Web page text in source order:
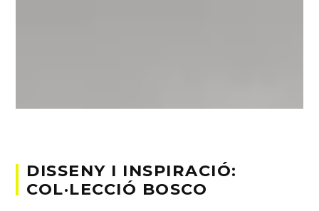
DISSENY I INSPIRACIÓ:
COL·LECCIÓ BOSCO